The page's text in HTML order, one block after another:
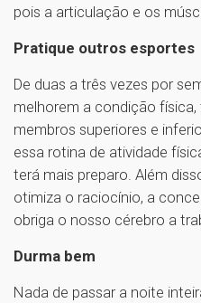
pois a articulação e os
Pratique outros esportes
De duas a três vezes por
melhorem a condição
membros superiores e
essa rotina de atividade
terá mais preparo. Além
otimiza o raciocínio, a
obriga o nosso cérebro a
Durma bem
Nada de passar a noite